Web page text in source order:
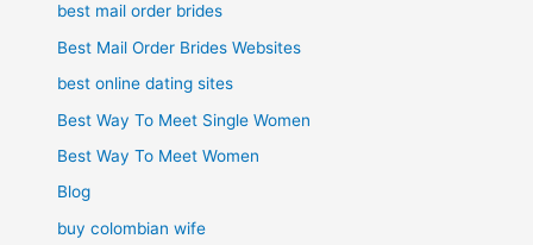
best mail order brides
Best Mail Order Brides Websites
best online dating sites
Best Way To Meet Single Women
Best Way To Meet Women
Blog
buy colombian wife